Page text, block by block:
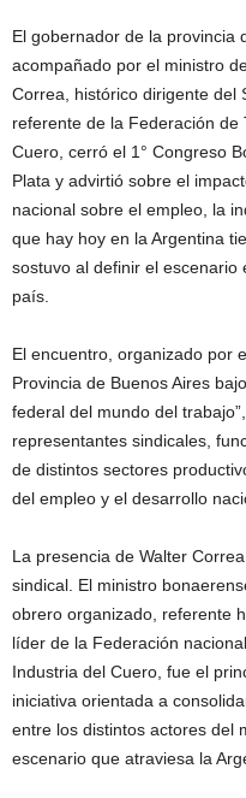
El gobernador de la provincia
acompañado por el ministro
Correa, histórico dirigente del
referente de la Federación
Cuero, cerró el 1° Congreso
Plata y advirtió sobre el
nacional sobre el empleo, la
que hay hoy en la Argentina
sostuvo al definir el escenario
país.
El encuentro, organizado por
Provincia de Buenos Aires
federal del mundo del
representantes sindicales,
de distintos sectores
del empleo y el desarrollo
La presencia de Walter
sindical. El ministro
obrero organizado, referente
líder de la Federación
Industria del Cuero, fue el
iniciativa orientada a
entre los distintos actores del
escenario que atraviesa la